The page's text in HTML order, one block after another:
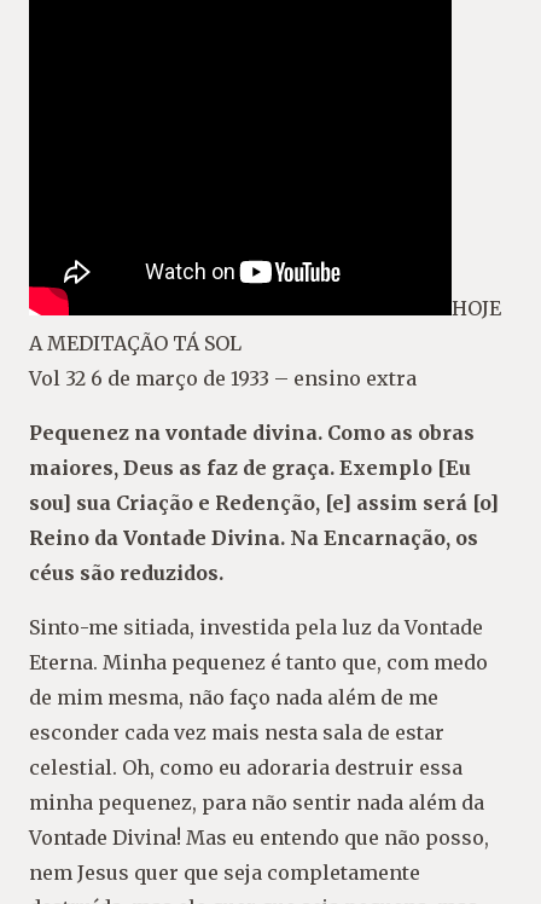
HOJE
A MEDITAÇÃO TÁ SOL
Vol 32 6 de março de 1933 – ensino extra
Pequenez na vontade divina. Como as obras
maiores, Deus as faz de graça. Exemplo [Eu
sou] sua Criação e Redenção, [e] assim será [o]
Reino da Vontade Divina. Na Encarnação, os
céus são reduzidos.
Sinto-me sitiada, investida pela luz da Vontade
Eterna. Minha pequenez é tanto que, com medo
de mim mesma, não faço nada além de me
esconder cada vez mais nesta sala de estar
celestial. Oh, como eu adoraria destruir essa
minha pequenez, para não sentir nada além da
Vontade Divina! Mas eu entendo que não posso,
nem Jesus quer que seja completamente